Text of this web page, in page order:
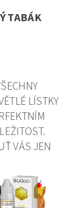
TABÁK
LÍSTKY
VÁS JEN